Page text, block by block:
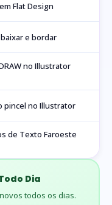
Flat Design
e bordar
no Illustrator
pincel no Illustrator
de Texto Faroeste
Dia
todos os dias.